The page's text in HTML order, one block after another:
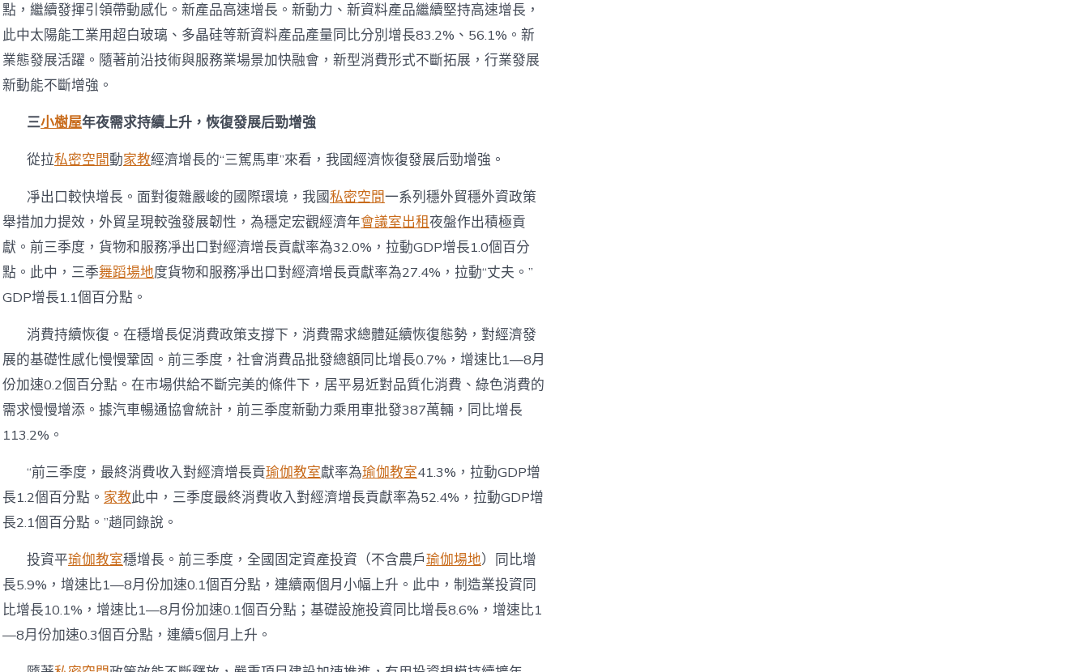
點，繼續發揮引領帶動感化。新產品高速增長。新動力、新資料產品繼續堅持高速增長，
此中太陽能工業用超白玻璃、多晶硅等新資料產品產量同比分別增長83.2%、56.1%。新
業態發展活躍。隨著前沿技術與服務業場景加快融會，新型消費形式不斷拓展，行業發展
新動能不斷增強。
三小樹屋年夜需求持續上升，恢復發展后勁增強
從拉私密空間動家教經濟增長的“三駕馬車”來看，我國經濟恢復發展后勁增強。
凈出口較快增長。面對復雜嚴峻的國際環境，我國私密空間一系列穩外貿穩外資政策
舉措加力提效，外貿呈現較強發展韌性，為穩定宏觀經濟年會議室出租夜盤作出積極貢
獻。前三季度，貨物和服務凈出口對經濟增長貢獻率為32.0%，拉動GDP增長1.0個百分
點。此中，三季舞蹈場地度貨物和服務凈出口對經濟增長貢獻率為27.4%，拉動“丈夫。”
GDP增長1.1個百分點。
消費持續恢復。在穩增長促消費政策支撐下，消費需求總體延續恢復態勢，對經濟發
展的基礎性感化慢慢鞏固。前三季度，社會消費品批發總額同比增長0.7%，增速比1—8月
份加速0.2個百分點。在市場供給不斷完美的條件下，居平易近對品質化消費、綠色消費的
需求慢慢增添。據汽車暢通協會統計，前三季度新動力乘用車批發387萬輛，同比增長
113.2%。
“前三季度，最終消費收入對經濟增長貢瑜伽教室獻率為瑜伽教室41.3%，拉動GDP增
長1.2個百分點。 家教此中，三季度最終消費收入對經濟增長貢獻率為52.4%，拉動GDP增
長2.1個百分點。”趙同錄說。
投資平瑜伽教室穩增長。前三季度，全國固定資產投資（不含農戶瑜伽場地）同比增
長5.9%，增速比1—8月份加速0.1個百分點，連續兩個月小幅上升。此中，制造業投資同
比增長10.1%，增速比1—8月份加速0.1個百分點；基礎設施投資同比增長8.6%，增速比1
—8月份加速0.3個百分點，連續5個月上升。